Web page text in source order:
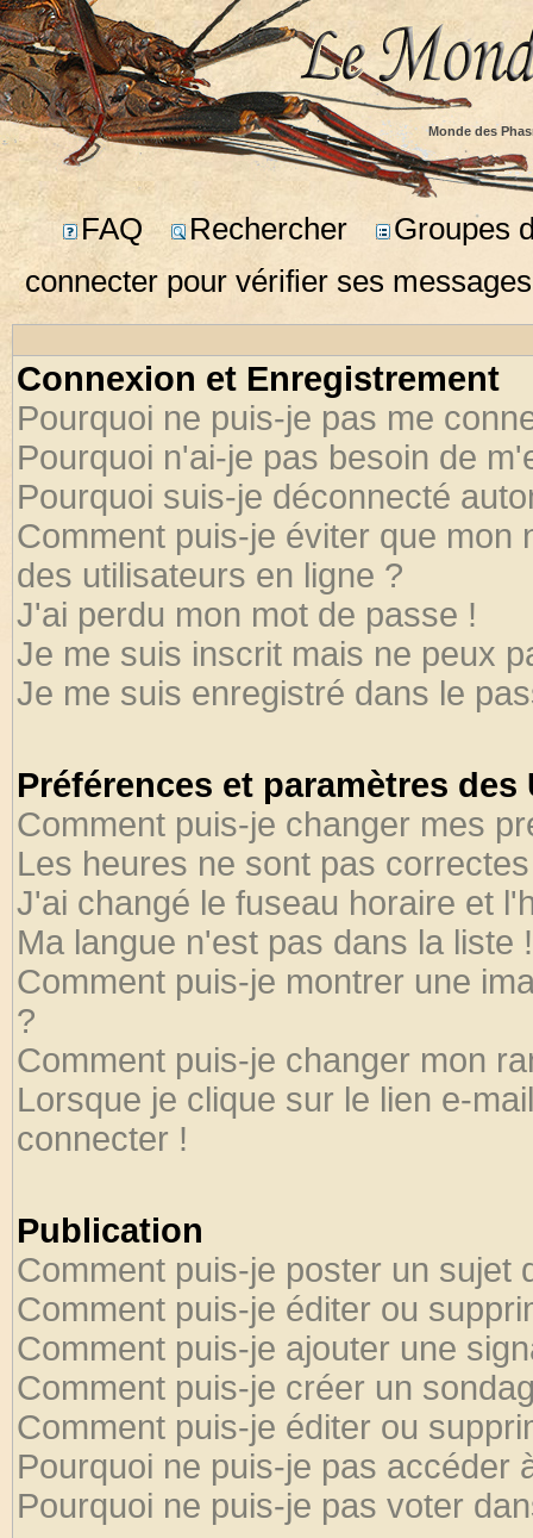
Monde des
FAQ Rechercher
Groupes
connecter pour vérifier ses
Connexion et Enregistrement
Pourquoi ne puis-je pas me
Pourquoi n'ai-je pas besoin de
Pourquoi suis-je déconnecté
Comment puis-je éviter que mon
des utilisateurs en ligne ?
J'ai perdu mon mot de passe !
Je me suis inscrit mais ne peux
Je me suis enregistré dans le
Préférences et paramètres
Comment puis-je changer mes
Les heures ne sont pas
J'ai changé le fuseau horaire et
Ma langue n'est pas dans la liste !
Comment puis-je montrer une
?
Comment puis-je changer mon
Lorsque je clique sur le lien e-
connecter !
Publication
Comment puis-je poster un sujet
Comment puis-je éditer ou
Comment puis-je ajouter une
Comment puis-je créer un
Comment puis-je éditer ou
Pourquoi ne puis-je pas accéder
Pourquoi ne puis-je pas voter